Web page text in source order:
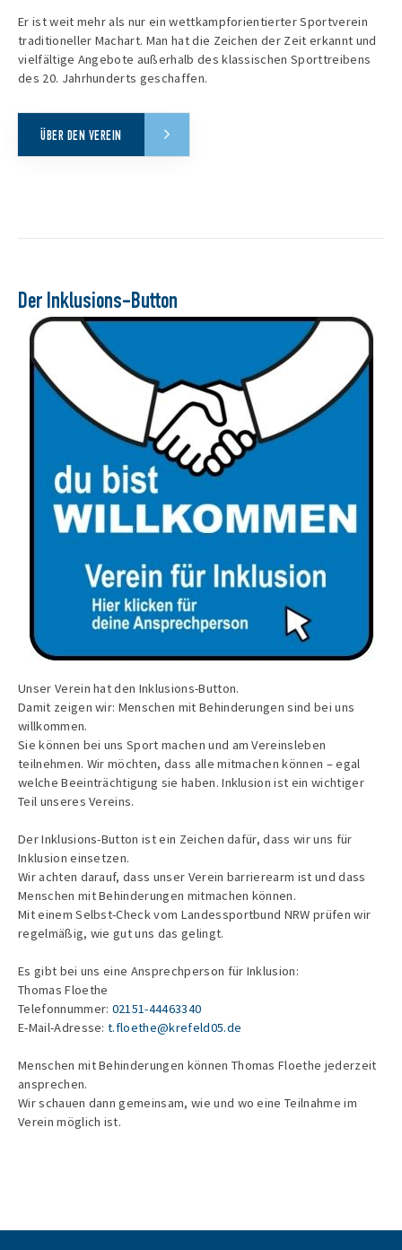
Er ist weit mehr als nur ein wettkampforientierter Sportverein
traditioneller Machart. Man hat die Zeichen der Zeit erkannt und
vielfältige Angebote außerhalb des klassischen Sporttreibens
des 20. Jahrhunderts geschaffen.
ÜBER DEN VEREIN
Der Inklusions-Button
Unser Verein hat den Inklusions-Button.
Damit zeigen wir: Menschen mit Behinderungen sind bei uns
willkommen.
Sie können bei uns Sport machen und am Vereinsleben
teilnehmen. Wir möchten, dass alle mitmachen können – egal
welche Beeinträchtigung sie haben. Inklusion ist ein wichtiger
Teil unseres Vereins.
Der Inklusions-Button ist ein Zeichen dafür, dass wir uns für
Inklusion einsetzen.
Wir achten darauf, dass unser Verein barrierearm ist und dass
Menschen mit Behinderungen mitmachen können.
Mit einem Selbst-Check vom Landessportbund NRW prüfen wir
regelmäßig, wie gut uns das gelingt.
Es gibt bei uns eine Ansprechperson für Inklusion:
Thomas Floethe
Telefonnummer: 02151-44463340
E-Mail-Adresse:t.floethe@krefeld05.de
Menschen mit Behinderungen können Thomas Floethe jederzeit
ansprechen.
Wir schauen dann gemeinsam, wie und wo eine Teilnahme im
Verein möglich ist.